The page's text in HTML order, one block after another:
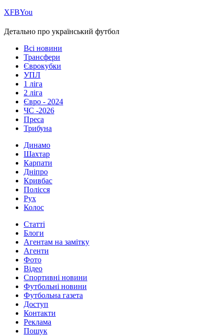
ХFBYou
Детально про український футбол
Всі новини
Трансфери
Єврокубки
УПЛ
1 ліга
2 ліга
Євро - 2024
ЧС -2026
Преса
Трибуна
Динамо
Шахтар
Карпати
Дніпро
Кривбас
Полісся
Рух
Колос
Статті
Блоги
Агентам на замітку
Агенти
Фото
Відео
Спортивні новини
Футбольні новини
Футбольна газета
Доступ
Контакти
Реклама
Пошук